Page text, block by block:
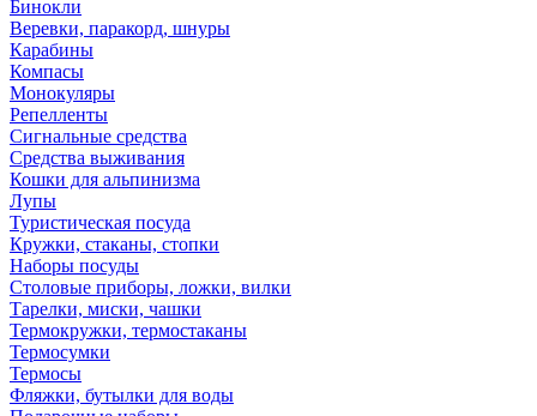
Бинокли
Веревки, паракорд, шнуры
Карабины
Компасы
Монокуляры
Репелленты
Сигнальные средства
Средства выживания
Кошки для альпинизма
Лупы
Туристическая посуда
Кружки, стаканы, стопки
Наборы посуды
Столовые приборы, ложки, вилки
Тарелки, миски, чашки
Термокружки, термостаканы
Термосумки
Термосы
Фляжки, бутылки для воды